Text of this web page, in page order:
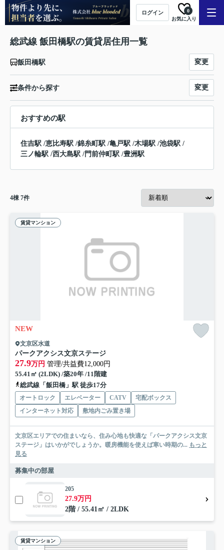
ログイン
お気に入り
0
総武線 飯田橋駅の賃貸居住用一覧
飯田橋駅 変更
条件から探す 変更
おすすめの駅
住吉駅 /恵比寿駅 /錦糸町駅 /亀戸駅 /木場駅 /池袋駅 /
三ノ輪駅 /西大島駅 /門前仲町駅 /豊洲駅
4棟 7件
賃貸マンション
NEW
文京区水道
パークアクシス文京ステージ
27.9万円 管理/共益費12,000円
55.41㎡ (2LDK) /築20年 /11階建
総武線「飯田橋」駅 徒歩17分
オートロック エレベーター CATV
宅配ボックス
インターネット対応
敷地内ごみ置き場
文京区エリアでの住まいなら、住み心地も快適な「パークアクシス文京
ステージ」はいかがでしょうか。暖房機能を使えば寒い時期の... もっと
見る
募集中の部屋
205
27.9万円
2階 / 55.41㎡ / 2LDK
賃貸マンション